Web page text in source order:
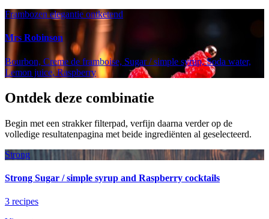
Frambozen elegantie ontketend
Mrs Robinson
Bourbon, Creme de framboise, Sugar / simple syrup, Soda water,
Lemon juice, Raspberry
Ontdek deze combinatie
Begin met een strakker filterpad, verfijn daarna verder op de
volledige resultatenpagina met beide ingrediënten al geselecteerd.
Strong
Strong Sugar / simple syrup and Raspberry cocktails
3 recipes